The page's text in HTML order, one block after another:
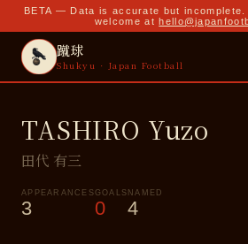
BETA — Data is accurate but
welcome at
蹴球
Shukyu · Japan Football
TASHIRO Yuzo
田代 有三
APPEARANCES
3
GOALS
0
NAMED
4